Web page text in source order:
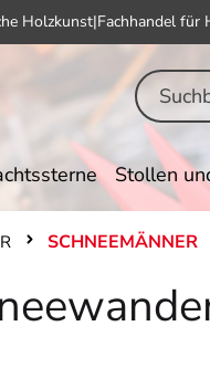
Holzkunst|Fachhandel für
Stollen
SCHNEEMÄNNER